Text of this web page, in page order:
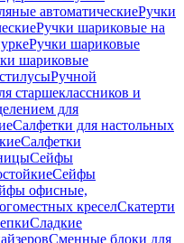
автоматическиеРучки
Ручки шариковые на
Ручки шариковые
шариковые
Ручной
старшеклассников и
для
Салфетки для настольных
Салфетки
Сейфы
Сейфы
офисные,
креселСкатерти
Сладкие
Сменные блоки для